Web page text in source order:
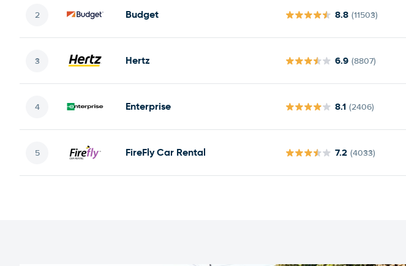
Budget 8.8 (11503)
Hertz 6.9 (8807)
Enterprise 8.1 (2406)
FireFly Car Rental 7.2 (4033)